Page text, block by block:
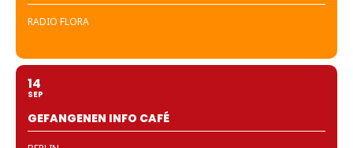
RADIO FLORA
14
SEP
GEFANGENEN INFO CAFÉ